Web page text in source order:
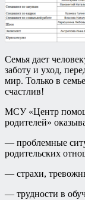
Семья дает
заботу и уход,
мир. Только в
счастлив!
МСУ «Центр
родителей»
— проблемные
родительских
— страхи,
— трудности в